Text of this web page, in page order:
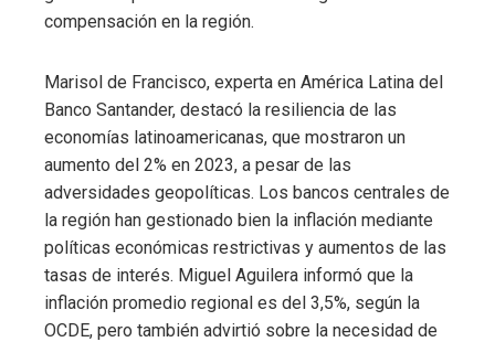
compensación en la región.
Marisol de Francisco, experta en América Latina del
Banco Santander, destacó la resiliencia de las
economías latinoamericanas, que mostraron un
aumento del 2% en 2023, a pesar de las
adversidades geopolíticas. Los bancos centrales de
la región han gestionado bien la inflación mediante
políticas económicas restrictivas y aumentos de las
tasas de interés. Miguel Aguilera informó que la
inflación promedio regional es del 3,5%, según la
OCDE, pero también advirtió sobre la necesidad de